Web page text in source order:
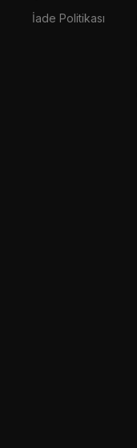
İade Politikası